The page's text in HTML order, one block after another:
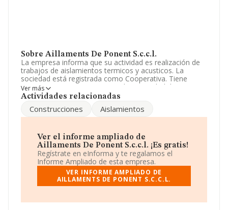
Sobre Aillaments De Ponent S.c.c.l.
La empresa informa que su actividad es realización de
trabajos de aislamientos termicos y acusticos. La
sociedad está registrada como Cooperativa. Tiene
CNAE: 4324 - '%cnae%'. No realiza actividad de
importación y/o exportación.
Para comunicarse con sus oficinas, el número de
teléfono es 973500622.
La sociedad Aillaments de Ponent S.C.C.L
F25593419, está situada en Avenida Catalunya núm. 23,
(25300), en el municipio de Tarrega, Lleida, Cataluña.
En relación con el sector y disponiendo de los datos de
hasta 13.870 empresas, la facturación en el ámbito
nacional alcanza los 4.510 millones de euros y la media
alcanza los 325 mil euros. En cuanto a la información
Ver más
Actividades relacionadas
Construcciones Aislamientos
Ver el informe ampliado de
Aillaments De Ponent S.c.c.l. ¡Es gratis!
Regístrate en eInforma y te regalamos el
Informe Ampliado de esta empresa.
VER INFORME AMPLIADO DE
AILLAMENTS DE PONENT S.C.C.L.